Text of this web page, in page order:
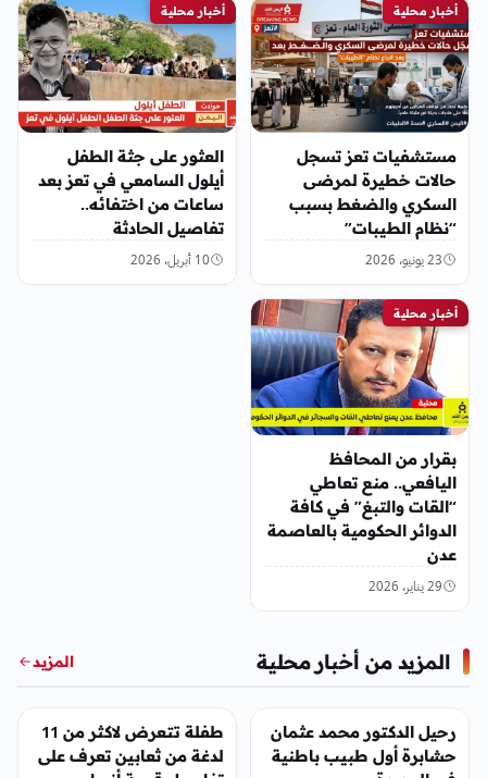
أخبار محلية
مستشفيات تعز تسجل
حالات خطيرة لمرضى
السكري والضغط بسبب
“نظام الطيبات”
23 يونيو، 2026
أخبار محلية
العثور على جثة الطفل
أيلول السامعي في تعز بعد
ساعات من اختفائه..
تفاصيل الحادثة
10 أبريل، 2026
أخبار محلية
بقرار من المحافظ
اليافعي.. منع تعاطي
“القات والتبغ” في كافة
الدوائر الحكومية بالعاصمة
عدن
29 يناير، 2026
المزيد من أخبار محلية المزيد
رحيل الدكتور محمد عثمان
حشابرة أول طبيب باطنية
أخبار محلية
طفلة تتعرض لاكثر من 11
لدغة من ثعابين تعرف على